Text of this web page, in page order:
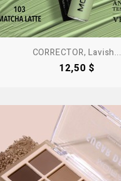
CORRECTOR, Lavish...
Precio
12,50 $